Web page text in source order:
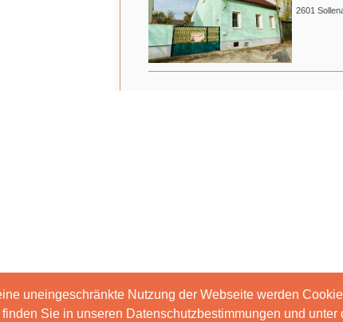
uneingeschränkte Nutzung der Webseite werden
Sie in unseren Datenschutzbestimmungen und
2601